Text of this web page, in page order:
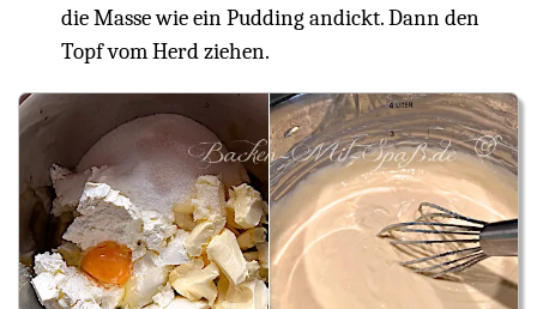
die Masse wie ein Pudding andickt. Dann den
Topf vom Herd ziehen.